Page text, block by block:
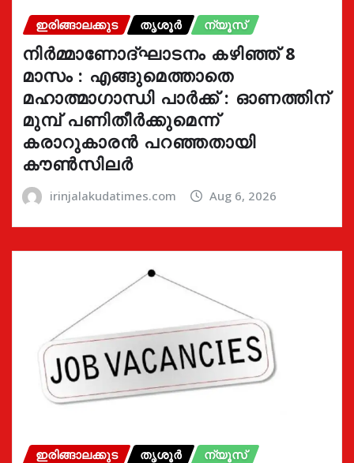
ഇരിങ്ങാലക്കുട തൃശൂർ ന്യൂസ്
നിർമ്മാണോദ്ഘാടനം കഴിഞ്ഞ് 8
മാസം : എങ്ങുമെത്താതെ
മഹാത്മാഗാന്ധി പാർക്ക് : ഓണത്തിന്
മുമ്പ് പണിതീർക്കുമെന്ന്
കരാറുകാരൻ പറഞ്ഞതായി
കൗൺസിലർ
irinjalakudatimes.com Aug 6, 2026
ഇരിങ്ങാലക്കുട തൃശൂർ ന്യൂസ്